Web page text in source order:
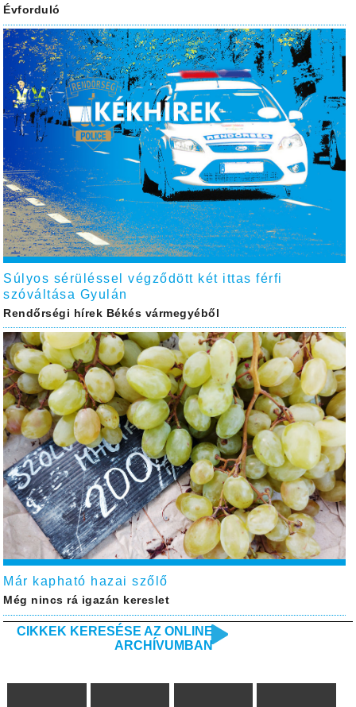
Évforduló
Súlyos sérüléssel végződött két ittas férfi
szóváltása Gyulán
Rendőrségi hírek Békés vármegyéből
Már kapható hazai szőlő
Még nincs rá igazán kereslet
CIKKEK KERESÉSE AZ ONLINE
ARCHÍVUMBAN